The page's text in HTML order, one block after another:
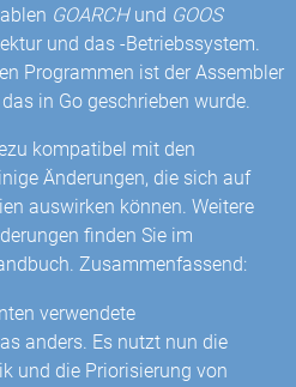
GOARCHund GOOS
und das -Betriebssystem.
Programmen ist der Assembler
in Go geschrieben wurde.
kompatibel mit den
Änderungen, die sich auf
auswirken können. Weitere
finden Sie im
Zusammenfassend:
verwendete
anders. Es nutzt nun die
und die Priorisierung von